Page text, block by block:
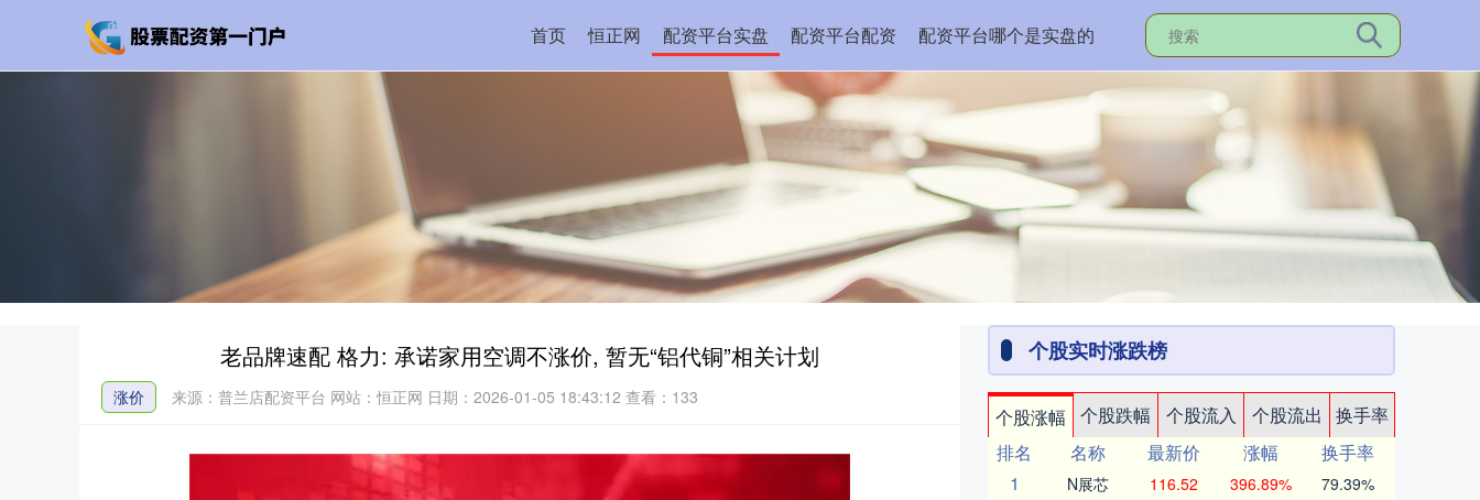
首页 恒正网 配资平台实盘 配资平台配资 配资平台哪个是实盘的
老品牌速配 格力: 承诺家用空调不涨价, 暂无“铝代铜”相关计划
涨价 来源：普兰店配资平台 网站：恒正网 日期：2026-01-05 18:43:12 查看：133
个股实时涨跌榜
个股涨幅 个股跌幅 个股流入 个股流出
换手率
排名
名称 最新价 涨幅
换手率
1
N展芯 116.52 396.89% 79.39%